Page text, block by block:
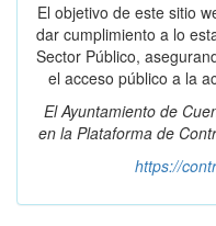
El objetivo de este sitio
dar cumplimiento a lo
Sector Público,
el acceso público a la
El Ayuntamiento de
en la Plataforma de
https://